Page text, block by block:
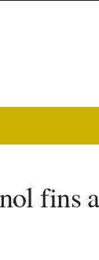
fins